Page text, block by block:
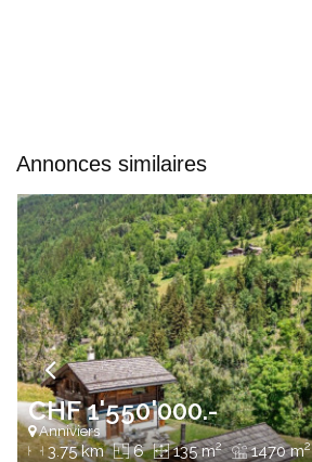
Annonces similaires
CHF 1'550'000.-
Anniviers
3.75 km 6 135 m2 1470 m2